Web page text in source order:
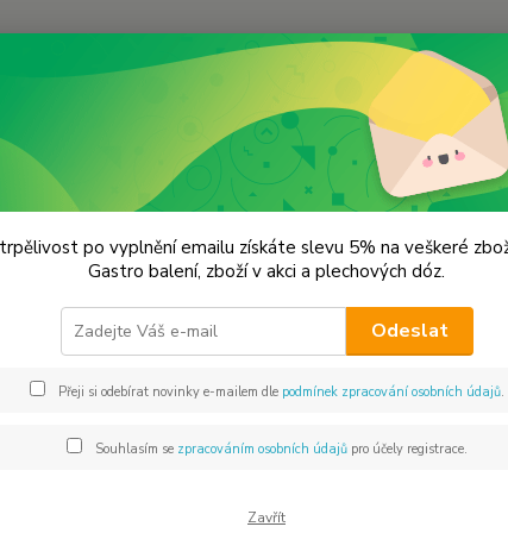
Mlýnky na koření Mlýnek na pepř a sůl 1.51005,49
na pepř a sůl 1.51005,49
po vyplnění emailu získáte slevu 5% na veškeré
Gastro balení, zboží v akci a plechových dóz.
Odeslat
Přeji si odebírat novinky e-mailem dle podmínek zpracování osobních údajů.
Souhlasím se zpracováním osobních údajůpro účely registrace.
Zavřít